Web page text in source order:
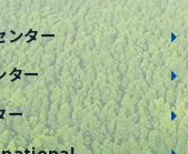
ンター
ター
ー